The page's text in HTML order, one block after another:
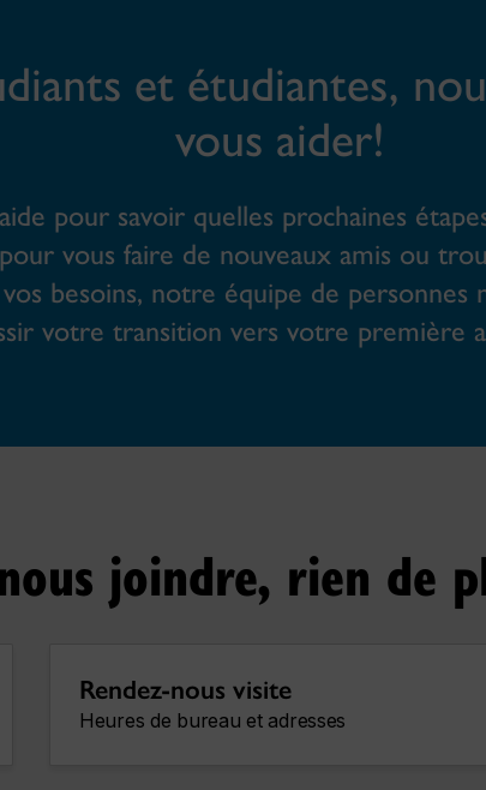
et étudiantes,
vous aider!
pour savoir quelles prochaines
vous faire de nouveaux amis ou
besoins, notre équipe de personnes
votre transition vers votre première
joindre, rien de
Rendez-nous visite
Heures de bureau et adresses